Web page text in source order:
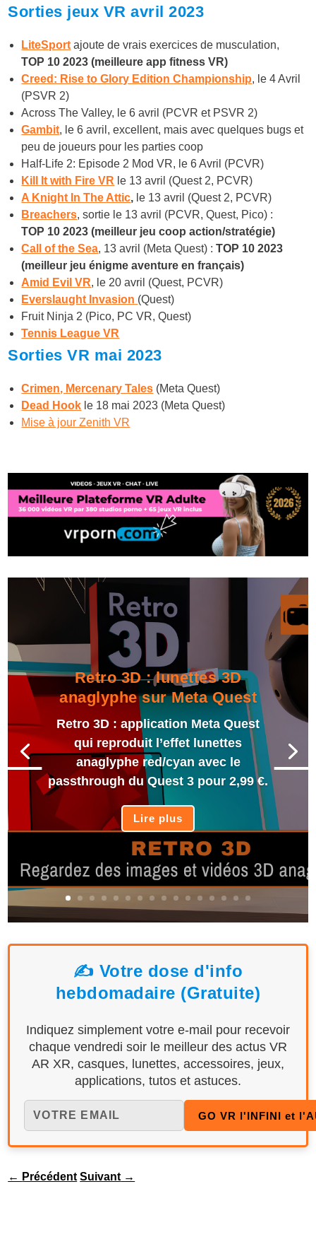
Sorties jeux VR avril 2023
LiteSport ajoute de vrais exercices de musculation,
TOP 10 2023 (meilleure app fitness VR)
Creed: Rise to Glory Edition Championship, le 4 Avril
(PSVR 2)
Across The Valley, le 6 avril (PCVR et PSVR 2)
Gambit, le 6 avril, excellent, mais avec quelques bugs et
peu de joueurs pour les parties coop
Half-Life 2: Episode 2 Mod VR, le 6 Avril (PCVR)
Kill It with Fire VR le 13 avril (Quest 2, PCVR)
A Knight In The Attic, le 13 avril (Quest 2, PCVR)
Breachers, sortie le 13 avril (PCVR, Quest, Pico) :
TOP 10 2023 (meilleur jeu coop action/stratégie)
Call of the Sea, 13 avril (Meta Quest) :TOP 10 2023
(meilleur jeu énigme aventure en français)
Amid Evil VR, le 20 avril (Quest, PCVR)
Everslaught Invasion (Quest)
Fruit Ninja 2 (Pico, PC VR, Quest)
Tennis League VR
Sorties VR mai 2023
Crimen, Mercenary Tales (Meta Quest)
Dead Hook le 18 mai 2023 (Meta Quest)
Mise à jour Zenith VR
Retro 3D : lunettes 3D
anaglyphe sur Meta Quest
Retro 3D : application Meta Quest
qui reproduit l’effet lunettes
anaglyphe red/cyan avec le
passthrough du Quest 3 pour 2,99 €.
Lire plus
✍️ Votre dose d'info
hebdomadaire (Gratuite)
Indiquez simplement votre e-mail pour recevoir
chaque vendredi soir le meilleur des actus VR
AR XR, casques, lunettes, accessoires, jeux,
applications, tutos et astuces.
← Précédent Suivant →